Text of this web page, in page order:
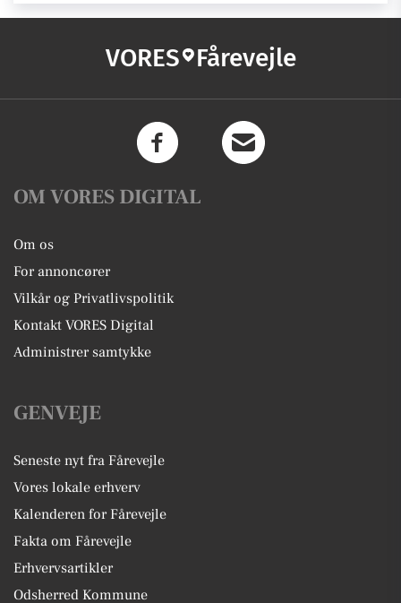
VORES Fårevejle
OM VORES DIGITAL
Om os
For annoncører
Vilkår og Privatlivspolitik
Kontakt VORES Digital
Administrer samtykke
GENVEJE
Seneste nyt fra Fårevejle
Vores lokale erhverv
Kalenderen for Fårevejle
Fakta om Fårevejle
Erhvervsartikler
Odsherred Kommune